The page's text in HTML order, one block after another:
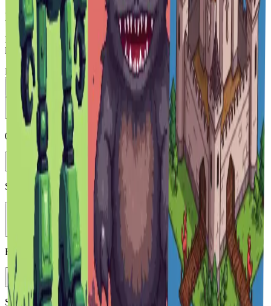
Non è stata ancora generata alcuna immagine
Immettere una richiesta e fare clic su "Genera immagine" per creare
l'opera d'arte.
Prompt
0
Enhance
Selezionare il modello
Rapporto d'aspetto
1:1
Styles